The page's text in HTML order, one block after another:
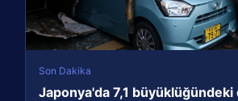
Son Dakika
Japonya'da 7,1